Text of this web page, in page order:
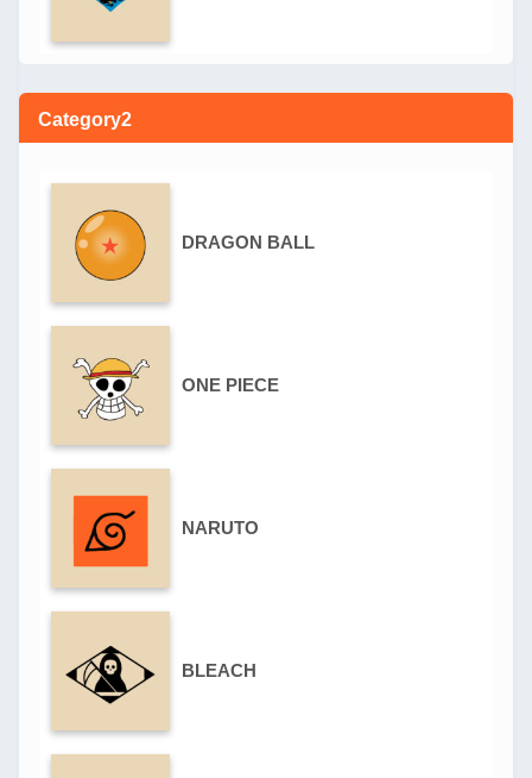
Category2
DRAGON BALL
ONE PIECE
NARUTO
BLEACH